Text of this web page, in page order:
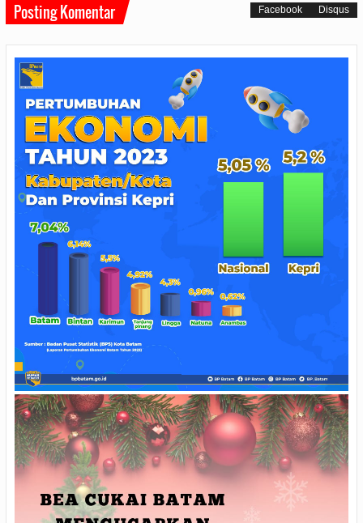
Posting Komentar Facebook Disqus